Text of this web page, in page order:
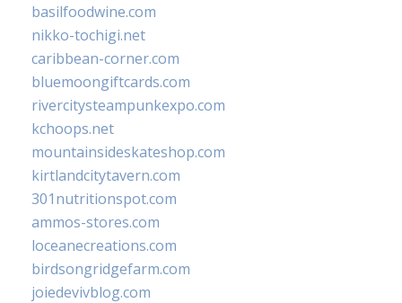
basilfoodwine.com
nikko-tochigi.net
caribbean-corner.com
bluemoongiftcards.com
rivercitysteampunkexpo.com
kchoops.net
mountainsideskateshop.com
kirtlandcitytavern.com
301nutritionspot.com
ammos-stores.com
loceanecreations.com
birdsongridgefarm.com
joiedevivblog.com